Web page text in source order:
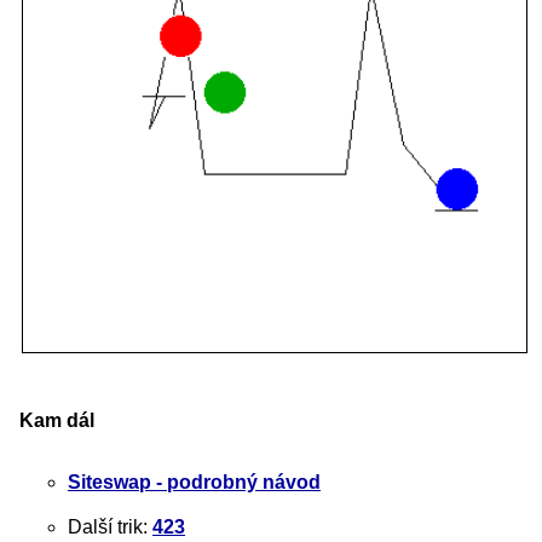
Kam dál
Siteswap - podrobný návod
Další trik: 423